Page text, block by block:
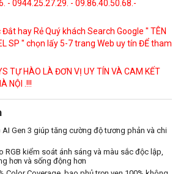
- 0944.25.27.29. - 09.86.40.50.68.-
hay Rẻ Quý khách Search Google '' TÊN
SP '' chọn lấy 5-7 trang Web uy tín ĐỂ tham
TỰ HÀO LÀ ĐƠN VỊ UY TÍN VÀ CAM KẾT
NỘI .!!!
AI Gen 3 giúp tăng cường độ tương phản và chi
RGB kiểm soát ánh sáng và màu sắc độc lập,
hơn và sống động hơn